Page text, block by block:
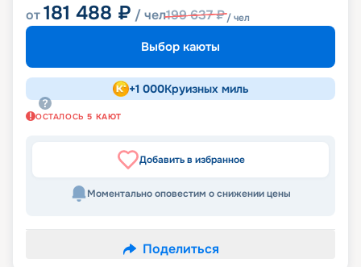
от181 488 ₽ / чел199 637₽/ чел
Выбор каюты
+1 000Круизных миль
ОСТАЛОСЬ 5 КАЮТ
Добавить в избранное
Моментально оповестим о снижении цены
Поделиться